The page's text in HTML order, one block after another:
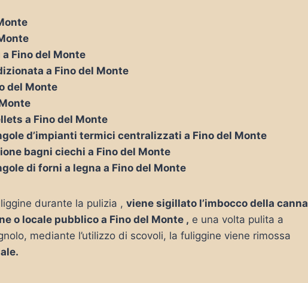
Fino del Monte
a Fino del Monte
del Monte
a Fino del Monte
d’impianti termici centralizzati a Fino del Monte
bagni ciechi a Fino del Monte
di forni a legna a Fino del Monte
durante la pulizia , viene sigillato l’imbocco della canna
o locale pubblico a Fino del Monte , e una volta pulita a
mediante l’utilizzo di scovoli, la fuliggine viene rimossa